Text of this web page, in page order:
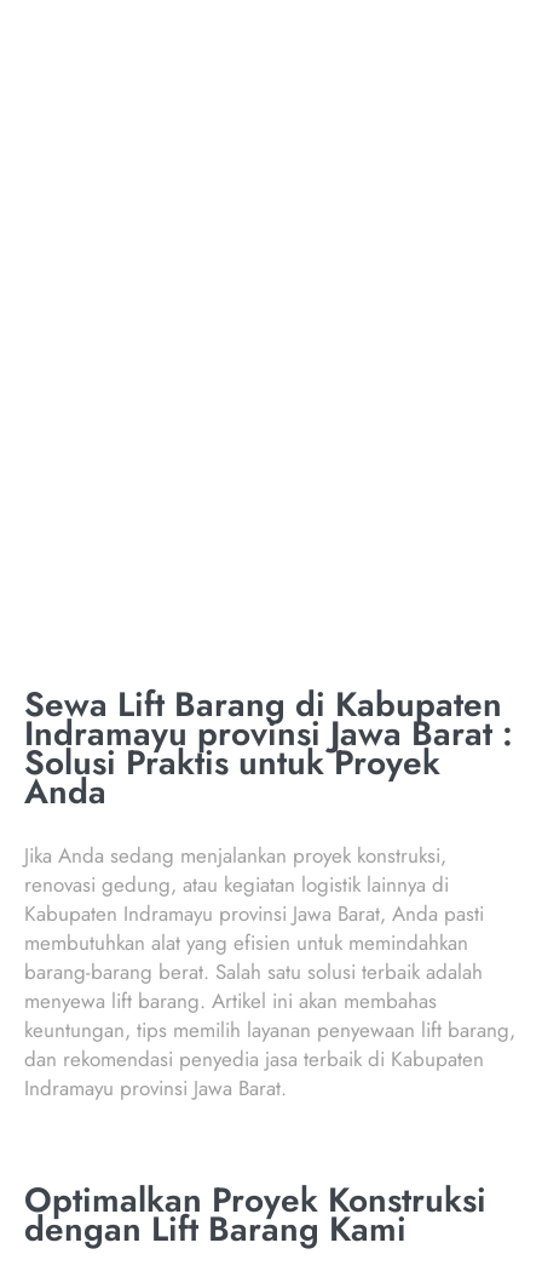
Sewa Lift Barang di Kabupaten
Indramayu provinsi Jawa Barat :
Solusi Praktis untuk Proyek
Anda
Jika Anda sedang menjalankan proyek konstruksi,
renovasi gedung, atau kegiatan logistik lainnya di
Kabupaten Indramayu provinsi Jawa Barat, Anda pasti
membutuhkan alat yang efisien untuk memindahkan
barang-barang berat. Salah satu solusi terbaik adalah
menyewa lift barang. Artikel ini akan membahas
keuntungan, tips memilih layanan penyewaan lift barang,
dan rekomendasi penyedia jasa terbaik di Kabupaten
Indramayu provinsi Jawa Barat.
Optimalkan Proyek Konstruksi
dengan Lift Barang Kami